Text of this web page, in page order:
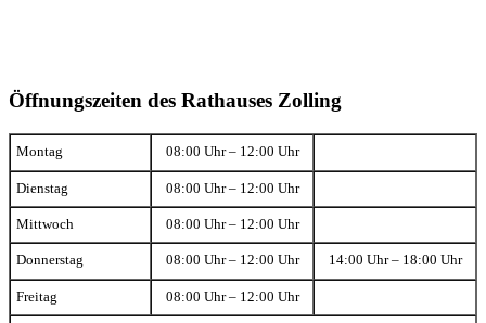
Öffnungszeiten des Rathauses Zolling
Montag 08:00 Uhr – 12:00 Uhr
Dienstag 08:00 Uhr – 12:00 Uhr
Mittwoch 08:00 Uhr – 12:00 Uhr
Donnerstag 08:00 Uhr – 12:00 Uhr 14:00 Uhr – 18:00 Uhr
Freitag 08:00 Uhr – 12:00 Uhr